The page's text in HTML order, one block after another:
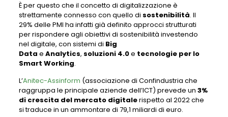
È per questo che il concetto di digitalizzazione è
strettamente connesso con quello di sostenibilità. Il
29% delle PMI ha infatti già definito approcci strutturati
per rispondere agli obiettivi di sostenibilità investendo
nel digitale, con sistemi di Big
Data e Analytics, soluzioni 4.0e tecnologie per lo
Smart Working.
L’Anitec-Assinform (associazione di Confindustria che
raggruppa le principale aziende dell’ICT) prevede un 3%
di crescita del mercato digitalerispetto al 2022 che
si traduce in un ammontare di 79,1 miliardi di euro.